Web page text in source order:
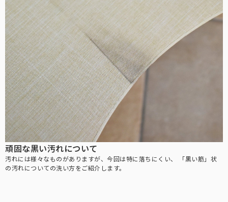
2段折りショート
折りたたみ日傘に見えない、丸くて美しいシルエット。
ミドルサイズ
ショートの次に大きく、雨の日でも安心の大きめサイズです。
キャップ・キャスケット
お顔周りにしっかりと影を作る、キャップ・キャスケット。
ロング
手から二の腕までをしっかりとカバー。半袖時に大活躍。
日光過敏症の方のお声から生まれた100%遮光ウェア。
サングラス
目からの紫外線もお肌の日焼けの原因。メラニングラスで対策を。
スキンケア
日傘メーカーの経験値を活かした、無添加スキンケアシリーズ。
頑固な黒い汚れについて
汚れには様々なものがありますが、今回は特に落ちにくい、
「黒い筋」状
の汚れについての洗い方をご紹介します。